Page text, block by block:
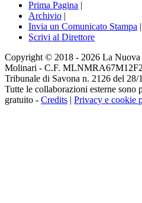
Prima Pagina |
Archivio |
Invia un Comunicato Stampa |
Scrivi al Direttore
Copyright © 2018 - 2026 La
Molinari - C.F.
Tribunale di Savona n. 2126 del 28/
Tutte le collaborazioni esterne sono
gratuito - Credits | Privacy e cookie